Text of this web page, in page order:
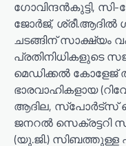
ഗോവിന്ദൻകുട്ടി,
ജോർജ്, ശ്രീ.ആദിൽ
ചടങ്ങിന് സാക്ഷ്യം
പ്രതിനിധികളുടെ
മെഡിക്കൽ
ഭാരവാഹികളായ
ആദില, സ്പോർട്സ്
ജനറൽ സെക്രട്ടറി
(യു.ജി.) സിബത്തുള്ള